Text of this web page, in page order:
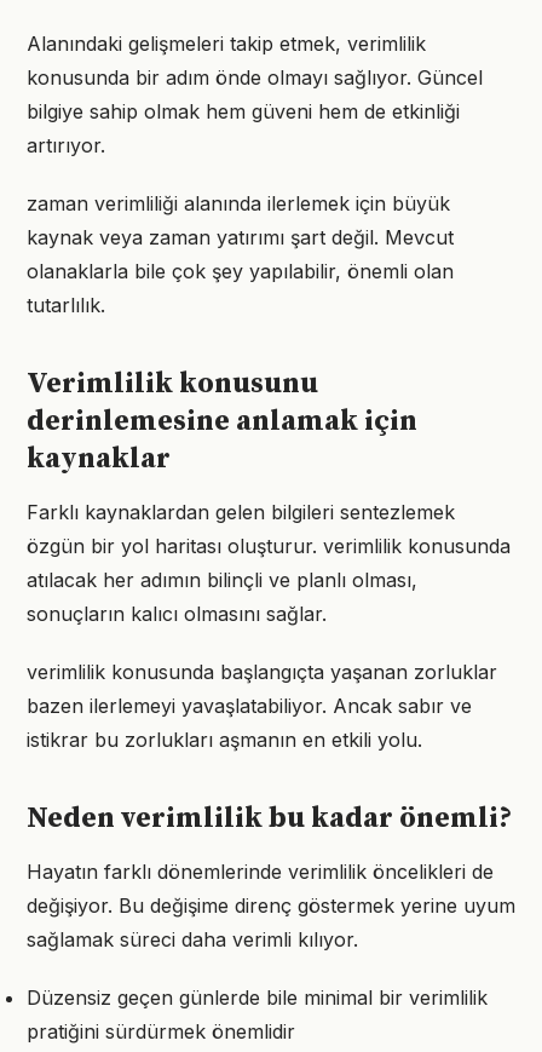
Alanındaki gelişmeleri takip etmek, verimlilik
konusunda bir adım önde olmayı sağlıyor. Güncel
bilgiye sahip olmak hem güveni hem de etkinliği
artırıyor.
zaman verimliliği alanında ilerlemek için büyük
kaynak veya zaman yatırımı şart değil. Mevcut
olanaklarla bile çok şey yapılabilir, önemli olan
tutarlılık.
Verimlilik konusunu
derinlemesine anlamak için
kaynaklar
Farklı kaynaklardan gelen bilgileri sentezlemek
özgün bir yol haritası oluşturur. verimlilik konusunda
atılacak her adımın bilinçli ve planlı olması,
sonuçların kalıcı olmasını sağlar.
verimlilik konusunda başlangıçta yaşanan zorluklar
bazen ilerlemeyi yavaşlatabiliyor. Ancak sabır ve
istikrar bu zorlukları aşmanın en etkili yolu.
Neden verimlilik bu kadar önemli?
Hayatın farklı dönemlerinde verimlilik öncelikleri de
değişiyor. Bu değişime direnç göstermek yerine uyum
sağlamak süreci daha verimli kılıyor.
Düzensiz geçen günlerde bile minimal bir verimlilik
pratiğini sürdürmek önemlidir